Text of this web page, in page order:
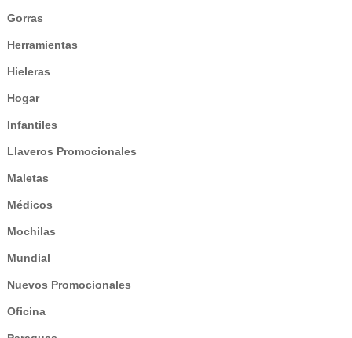
Gorras
Herramientas
Hieleras
Hogar
Infantiles
Llaveros Promocionales
Maletas
Médicos
Mochilas
Mundial
Nuevos Promocionales
Oficina